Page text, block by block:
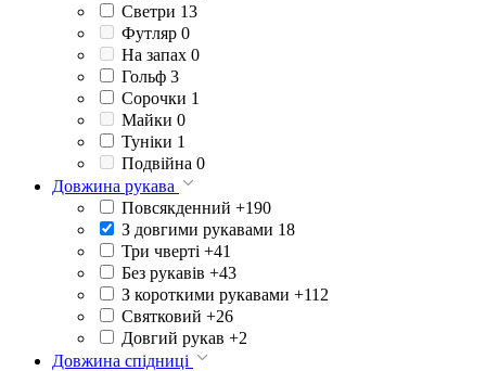
Светри 13
Футляр 0
На запах 0
Гольф 3
Сорочки 1
Майки 0
Туніки 1
Подвійна 0
Довжина рукава
Повсякденний +190
З довгими рукавами 18
Три чверті +41
Без рукавів +43
З короткими рукавами +112
Святковий +26
Довгий рукав +2
Довжина спідниці